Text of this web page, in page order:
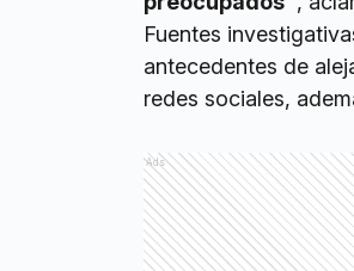
Fuentes
antecedentes de
redes sociales,
Ads